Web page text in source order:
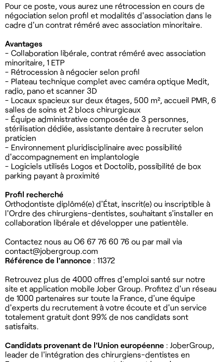
Pour ce poste, vous aurez une rétrocession en cours de
négociation selon profil et modalités d'association dans le
cadre d'un contrat réméré avec association minoritaire.
Avantages
- Collaboration libérale, contrat réméré avec association
minoritaire, 1 ETP
- Rétrocession à négocier selon profil
- Plateau technique complet avec caméra optique Medit,
radio, pano et scanner 3D
- Locaux spacieux sur deux étages, 500 m², accueil PMR, 6
salles de soins et 2 blocs chirurgicaux
- Équipe administrative composée de 3 personnes,
stérilisation dédiée, assistante dentaire à recruter selon
praticien
- Environnement pluridisciplinaire avec possibilité
d'accompagnement en implantologie
- Logiciels utilisés Logos et Doctolib, possibilité de box
parking payant à proximité
Profil recherché
Orthodontiste diplômé(e) d'État, inscrit(e) ou inscriptible à
l'Ordre des chirurgiens-dentistes, souhaitant s'installer en
collaboration libérale et développer une patientèle.
Contactez nous au O6 67 76 60 76 ou par mail via
contact@jobergroup.com
Référence de l'annonce : 11372
Retrouvez plus de 4000 offres d'emploi santé sur notre
site et application mobile Jober Group. Profitez d'un réseau
de 1000 partenaires sur toute la France, d'une équipe
d'experts du recrutement à votre écoute et d'un service
totalement gratuit dont 99% de nos candidats sont
satisfaits.
Candidats provenant de l'Union européenne : JoberGroup,
leader de l'intégration des chirurgiens-dentistes en